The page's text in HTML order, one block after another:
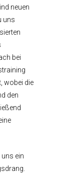
neuen
uns
bei
wobei die
den
ein